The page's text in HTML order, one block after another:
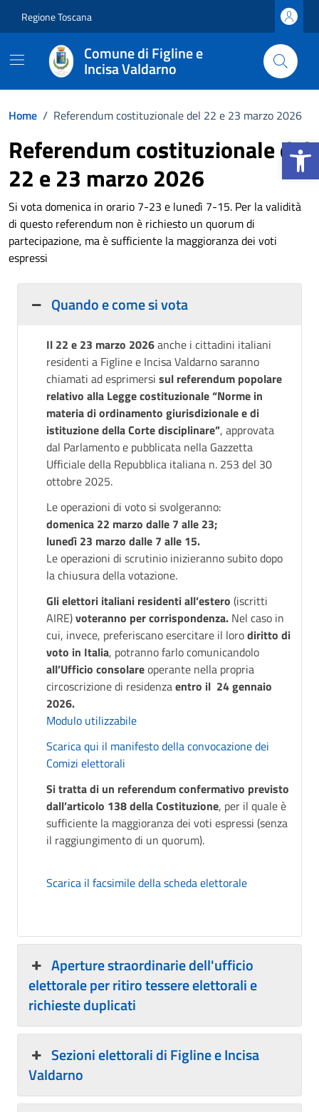
Apri la
Regione Toscana
Comune di Figline e
Incisa Valdarno
Home / Referendum costituzionale del 22 e 23 marzo 2026
Referendum costituzionale del
22 e 23 marzo 2026
Si vota domenica in orario 7-23 e lunedì 7-15. Per la validità
di questo referendum non è richiesto un quorum di
partecipazione, ma è sufficiente la maggioranza dei voti
espressi
Quando e come si vota
Il 22 e 23 marzo 2026anche i cittadini italiani
residenti a Figline e Incisa Valdarno saranno
chiamati ad esprimersi sul referendum popolare
relativo alla Legge costituzionale “Norme in
materia di ordinamento giurisdizionale e di
istituzione della Corte disciplinare”, approvata
dal Parlamento e pubblicata nella Gazzetta
Ufficiale della Repubblica italiana n. 253 del 30
ottobre 2025.
Le operazioni di voto si svolgeranno:
domenica 22 marzo dalle 7 alle 23;
lunedì 23 marzo dalle 7 alle 15.
Le operazioni di scrutinio inizieranno subito dopo
la chiusura della votazione.
Gli elettori italiani residenti all’estero (iscritti
AIRE)voteranno per corrispondenza. Nel caso in
cui, invece, preferiscano esercitare il lorodiritto di
voto in Italia, potranno farlo comunicandolo
all’Ufficio consolareoperante nella propria
circoscrizione di residenzaentro il 24 gennaio
2026.
Modulo utilizzabile
Scarica qui il manifesto della convocazione dei
Comizi elettorali
Si tratta di un referendum confermativo previsto
dall’articolo 138 della Costituzione, per il quale è
sufficiente la maggioranza dei voti espressi (senza
il raggiungimento di un quorum).
Scarica il facsimile della scheda elettorale
Aperture straordinarie dell'ufficio
elettorale per ritiro tessere elettorali e
richieste duplicati
Sezioni elettorali di Figline e Incisa
Valdarno